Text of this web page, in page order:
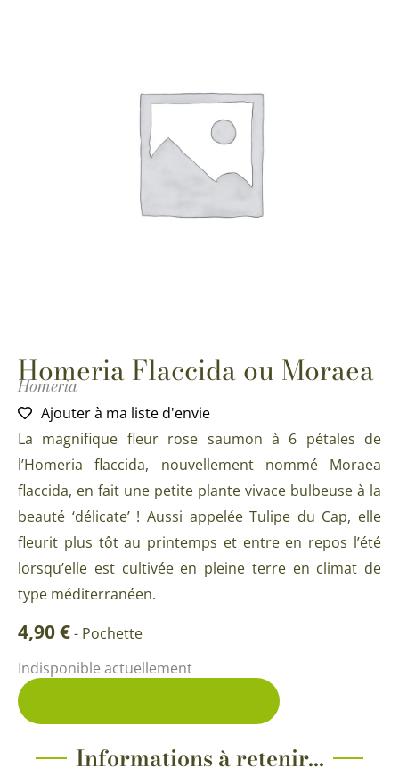
Homeria Flaccida ou Moraea
Homeria
Ajouter à ma liste d'envie
La magnifique fleur rose saumon à 6 pétales de
l’Homeria flaccida, nouvellement nommé Moraea
flaccida, en fait une petite plante vivace bulbeuse à la
beauté ‘délicate’ ! Aussi appelée Tulipe du Cap, elle
fleurit plus tôt au printemps et entre en repos l’été
lorsqu’elle est cultivée en pleine terre en climat de
type méditerranéen.
4,90€- Pochette
Indisponible actuellement
Informations à retenir...